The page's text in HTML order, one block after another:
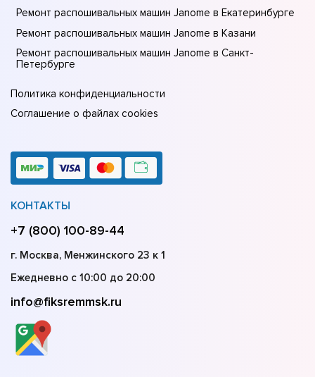
Ремонт распошивальных машин Janome в Екатеринбурге
Ремонт распошивальных машин Janome в Казани
Ремонт распошивальных машин Janome в Санкт-
Петербурге
Политика конфиденциальности
Соглашение о файлах cookies
КОНТАКТЫ
+7 (800) 100-89-44
г. Москва, Менжинского 23 к 1
Ежедневно с 10:00 до 20:00
info@fiksremmsk.ru